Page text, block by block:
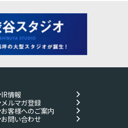
IR情報
メルマガ登録
お客様へのご案内
お問い合わせ